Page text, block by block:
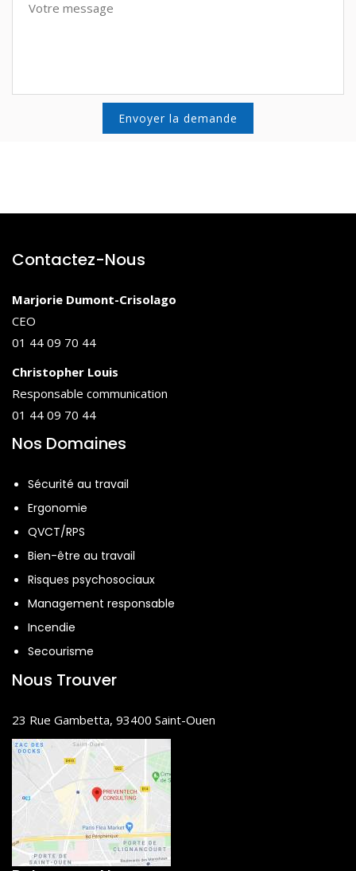
Contactez-Nous
Marjorie Dumont-Crisolago
CEO
01 44 09 70 44
Christopher Louis
Responsable communication
01 44 09 70 44
Nos Domaines
Sécurité au travail
Ergonomie
QVCT/RPS
Bien-être au travail
Risques psychosociaux
Management responsable
Incendie
Secourisme
Nous Trouver
23 Rue Gambetta, 93400 Saint-Ouen